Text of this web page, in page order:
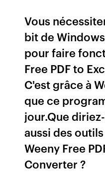
Vous
bit de
pour faire
Free PDF to
C'est grâce à
que ce
jour.Que
aussi des
Weeny Free
Converter ?